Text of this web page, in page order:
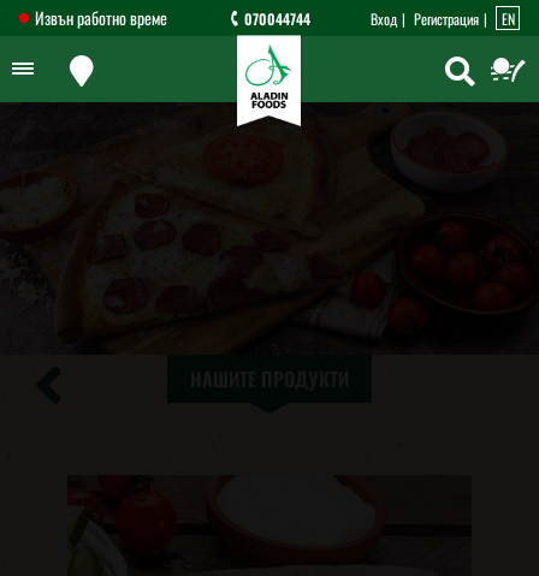
Извън работно време 070044744 Вход Регистрация EN